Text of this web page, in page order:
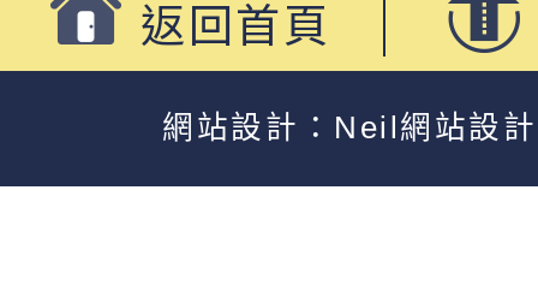
返回首頁
網站設計：Neil網站設